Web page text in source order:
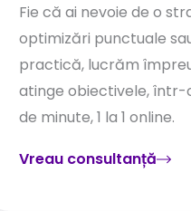
Fie că ai nevoie de o
optimizări punctuale
practică, lucrăm
atinge obiectivele, într-
de minute, 1 la 1 online.
Vreau consultanță